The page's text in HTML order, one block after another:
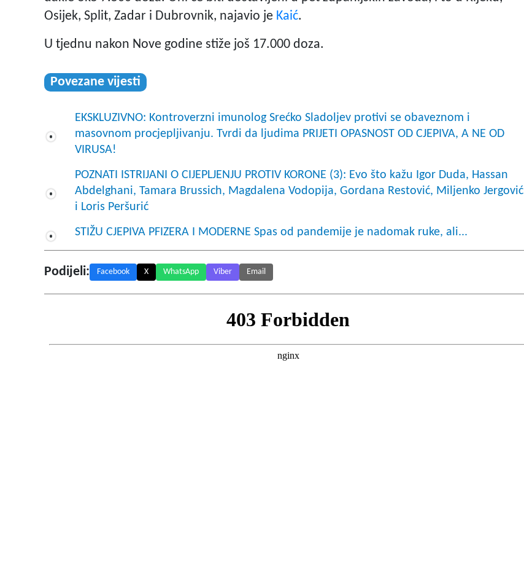
Osijek, Split, Zadar i Dubrovnik, najavio je Kaić.
U tjednu nakon Nove godine stiže još 17.000 doza.
Povezane vijesti
EKSKLUZIVNO: Kontroverzni imunolog Srećko Sladoljev protivi se obaveznom i
masovnom procjepljivanju. Tvrdi da ljudima PRIJETI OPASNOST OD CJEPIVA, A NE OD
VIRUSA!
POZNATI ISTRIJANI O CIJEPLJENJU PROTIV KORONE (3): Evo što kažu Igor Duda, Hassan
Abdelghani, Tamara Brussich, Magdalena Vodopija, Gordana Restović, Miljenko Jergović
i Loris Peršurić
STIŽU CJEPIVA PFIZERA I MODERNE Spas od pandemije je nadomak ruke, ali...
Podijeli: Facebook X WhatsApp Viber Email